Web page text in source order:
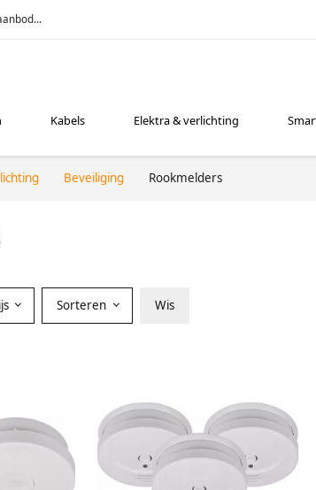
Kabels Elektra & verlichting
Beveiliging Rookmelders
Sorteren Wis